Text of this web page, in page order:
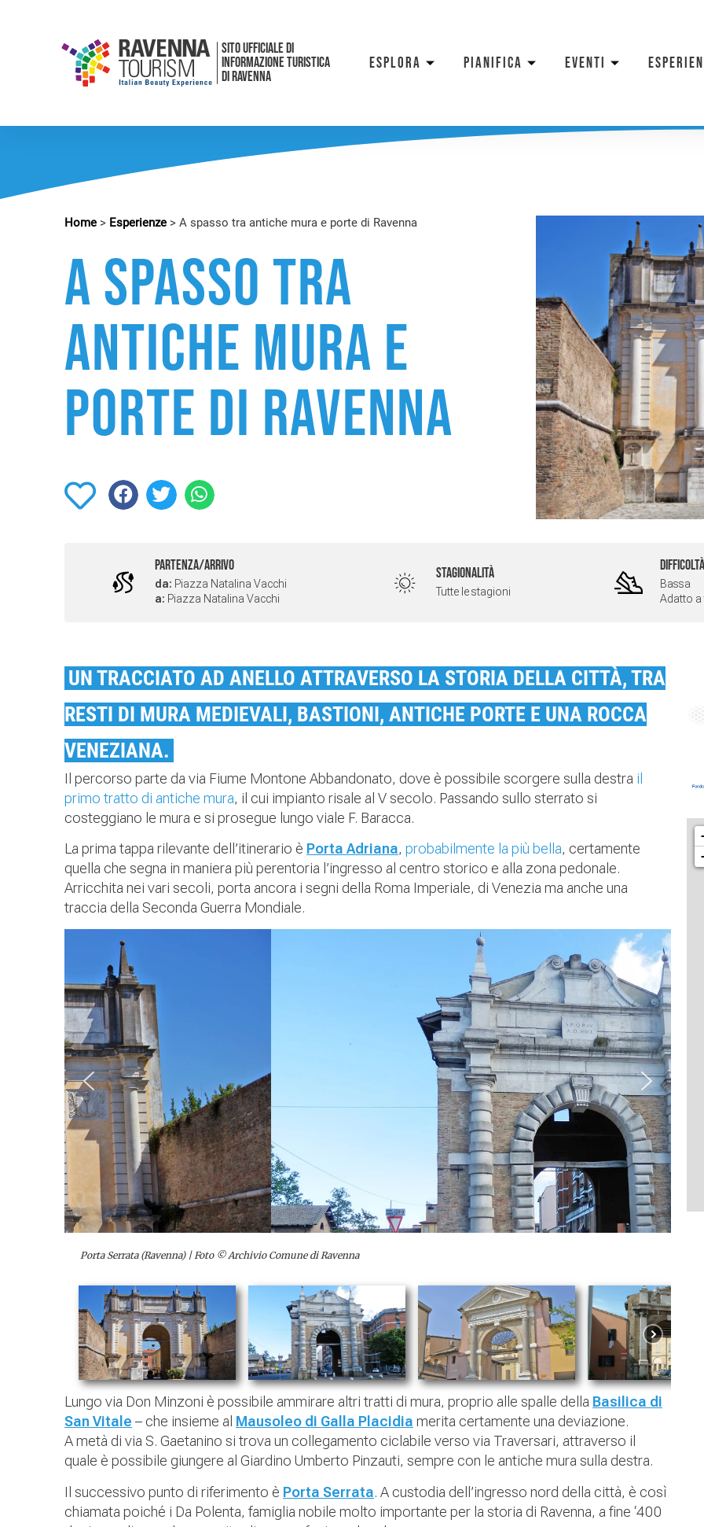
SITO UFFICIALE DI
INFORMAZIONE TURISTICA
DI RAVENNA
ESPLORA PIANIFICA EVENTI
Home > Esperienze > A spasso tra antiche mura e porte di Ravenna
A spasso tra
antiche mura e
porte di Ravenna
PARTENZA/ARRIVO
da: Piazza Natalina Vacchi
a: Piazza Natalina Vacchi
STAGIONALITÀ
Tutte le stagioni
Bassa
Adatto a
UN TRACCIATO AD ANELLO ATTRAVERSO LA STORIA DELLA CITTÀ, TRA
RESTI DI MURA MEDIEVALI, BASTIONI, ANTICHE PORTE E UNA ROCCA
VENEZIANA.
Il percorso parte da via Fiume Montone Abbandonato, dove è possibile scorgere sulla destra il
primo tratto di antiche mura, il cui impianto risale al V secolo. Passando sullo sterrato si
costeggiano le mura e si prosegue lungo viale F. Baracca.
La prima tappa rilevante dell’itinerario è Porta Adriana, probabilmente la più bella, certamente
quella che segna in maniera più perentoria l’ingresso al centro storico e alla zona pedonale.
Arricchita nei vari secoli, porta ancora i segni della Roma Imperiale, di Venezia ma anche una
traccia della Seconda Guerra Mondiale.
Porta Serrata (Ravenna) | Foto © Archivio Comune di Ravenna
Lungo via Don Minzoni è possibile ammirare altri tratti di mura, proprio alle spalle della Basilica di
San Vitale – che insieme al Mausoleo di Galla Placidia merita certamente una deviazione.
A metà di via S. Gaetanino si trova un collegamento ciclabile verso via Traversari, attraverso il
quale è possibile giungere al Giardino Umberto Pinzauti, sempre con le antiche mura sulla destra.
Il successivo punto di riferimento è Porta Serrata. A custodia dell’ingresso nord della città, è così
chiamata poiché i Da Polenta, famiglia nobile molto importante per la storia di Ravenna, a fine ‘400